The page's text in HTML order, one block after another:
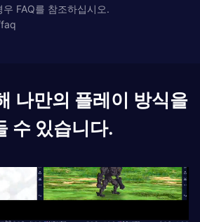
FAQ를 참조하십시오.
나만의 플레이 방식을
수 있습니다.